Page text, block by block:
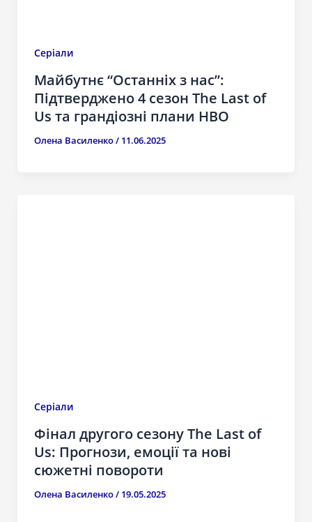
Серіали
Майбутнє “Останніх з нас”:
Підтверджено 4 сезон The Last of
Us та грандіозні плани HBO
Олена Василенко/ 11.06.2025
Серіали
Фінал другого сезону The Last of
Us: Прогнози, емоції та нові
сюжетні повороти
Олена Василенко/ 19.05.2025